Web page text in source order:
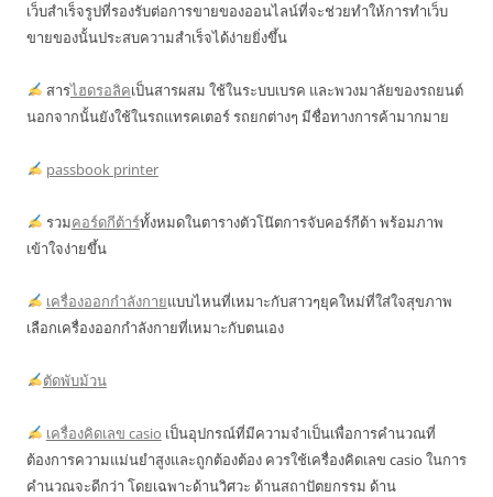
เว็บสำเร็จรูปที่รองรับต่อการขายของออนไลน์ที่จะช่วยทำให้การทำเว็บ
ขายของนั้นประสบความสำเร็จได้ง่ายยิ่งขึ้น
สารไฮดรอลิคเป็นสารผสม ใช้ในระบบเบรค และพวงมาลัยของรถยนต์
นอกจากนั้นยังใช้ในรถแทรคเตอร์ รถยกต่างๆ มีชื่อทางการค้ามากมาย
passbook printer
รวมคอร์ดกีต้าร์ทั้งหมดในตารางตัวโน๊ตการจับคอร์กีต้า พร้อมภาพ
เข้าใจง่ายขึ้น
เครื่องออกกำลังกายแบบไหนที่เหมาะกับสาวๆยุคใหม่ที่ใส่ใจสุขภาพ
เลือกเครื่องออกกำลังกายที่เหมาะกับตนเอง
ตัดพับม้วน
เครื่องคิดเลข casio เป็นอุปกรณ์ที่มีความจำเป็นเพื่อการคำนวณที่
ต้องการความแม่นยำสูงและถูกต้องต้อง ควรใช้เครื่องคิดเลข casio ในการ
คำนวณจะดีกว่า โดยเฉพาะด้านวิศวะ ด้านสถาปัตยกรรม ด้าน